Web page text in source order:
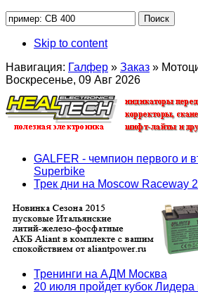
Skip to content
Навигация: Галфер » Заказ »
Воскресенье, 09 Авг 2026
GALFER - чемпион первого и
Superbike
Трек дни на Moscow Raceway
Тренинги на АДМ Москва
20 июля пройдет кубок